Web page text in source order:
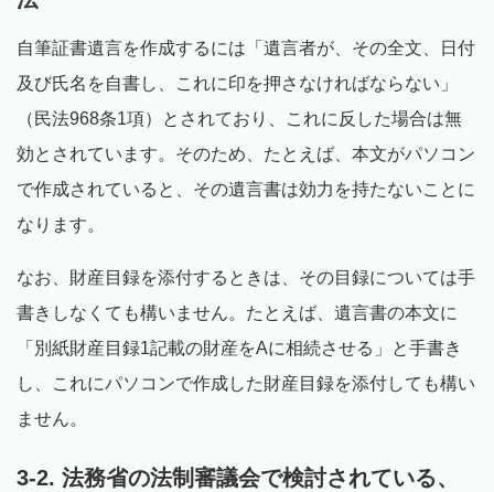
自筆証書遺言を作成するには「遺言者が、その全文、日付
及び氏名を自書し、これに印を押さなければならない」
（民法968条1項）とされており、これに反した場合は無
効とされています。そのため、たとえば、本文がパソコン
で作成されていると、その遺言書は効力を持たないことに
なります。
なお、財産目録を添付するときは、その目録については手
書きしなくても構いません。たとえば、遺言書の本文に
「別紙財産目録1記載の財産をAに相続させる」と手書き
し、これにパソコンで作成した財産目録を添付しても構い
ません。
3-2. 法務省の法制審議会で検討されている、